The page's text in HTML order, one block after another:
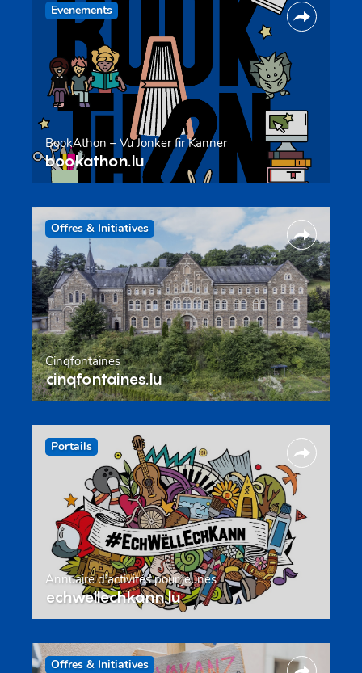
Evenements
BookAthon – Vu Jonker fir Kanner
bookathon.lu
Offres & Initiatives
Cinqfontaines
cinqfontaines.lu
Portails
Annuaire d’activités pour jeunes
echwellechkann.lu
Offres & Initiatives